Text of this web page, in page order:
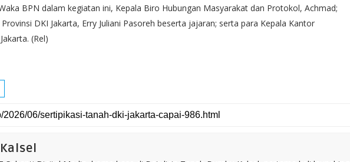
BPN dalam kegiatan ini, Kepala Biro Hubungan Masyarakat dan Protokol, Achmad;
DKI Jakarta, Erry Juliani Pasoreh beserta jajaran; serta para Kepala Kantor
(Rel)